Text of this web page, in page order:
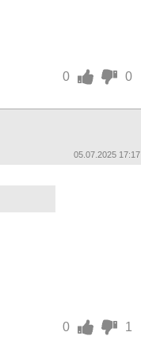
0 0
05.07.2025 17:17
0 1